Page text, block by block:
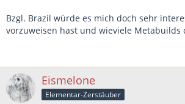
Bzgl. Brazil würde es mich doch sehr
vorzuweisen hast und wieviele Metabuilds
Eismelone
Elementar-Zerstäuber